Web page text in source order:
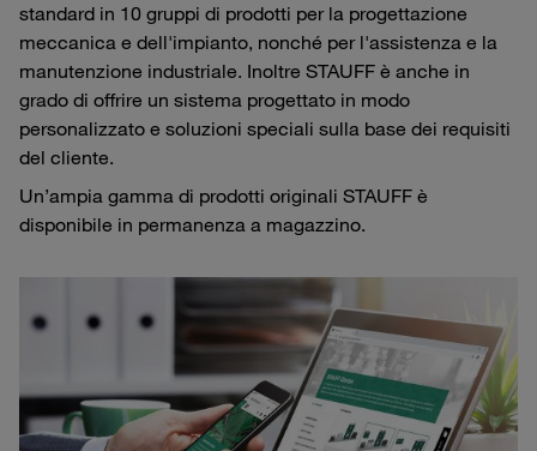
standard in 10 gruppi di prodotti per la progettazione
meccanica e dell'impianto, nonché per l'assistenza e la
manutenzione industriale. Inoltre STAUFF è anche in
grado di offrire un sistema progettato in modo
personalizzato e soluzioni speciali sulla base dei requisiti
del cliente.
Un’ampia gamma di prodotti originali STAUFF è
disponibile in permanenza a magazzino.